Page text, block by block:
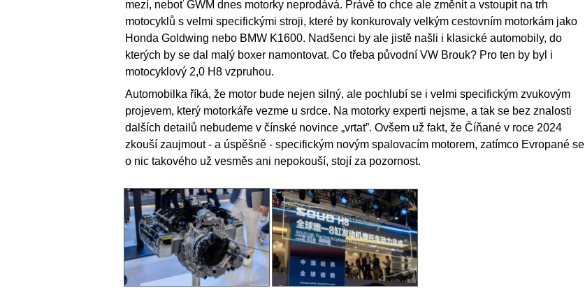
mezí, neboť GWM dnes motorky neprodává. Právě to chce ale změnit a vstoupit na trh
motocyklů s velmi specifickými stroji, které by konkurovaly velkým cestovním motorkám jako
Honda Goldwing nebo BMW K1600. Nadšenci by ale jistě našli i klasické automobily, do
kterých by se dal malý boxer namontovat. Co třeba původní VW Brouk? Pro ten by byl i
motocyklový 2,0 H8 vzpruhou.
Automobilka říká, že motor bude nejen silný, ale pochlubí se i velmi specifickým zvukovým
projevem, který motorkáře vezme u srdce. Na motorky experti nejsme, a tak se bez znalosti
dalších detailů nebudeme v čínské novince „vrtat”. Ovšem už fakt, že Číňané v roce 2024
zkouší zaujmout - a úspěšně - specifickým novým spalovacím motorem, zatímco Evropané se
o nic takového už vesměs ani nepokouší, stojí za pozornost.